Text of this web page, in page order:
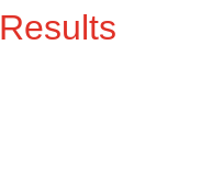
Results